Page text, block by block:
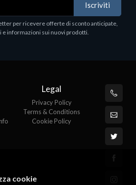
STAND, BLACK. Porta tablet
orientabile in tre assi.
Iscriviti
per ricevere offerte di sconto anticipate,
e informazioni sui nuovi prodotti.
Legal
Privacy Policy
Terms & Conditions
Cookie Policy
cookie